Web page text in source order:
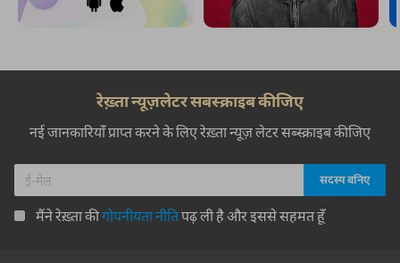
रेख़्ता न्यूज़लेटर सबस्क्राइब कीजिए
नई जानकारियाँ प्राप्त करने के लिए रेख़्ता न्यूज़ लेटर सब्स्क्राइब कीजिए
मैंने रेख़्ता कीगोपनीयता नीतिपढ़ ली है और इससे सहमत हूँ